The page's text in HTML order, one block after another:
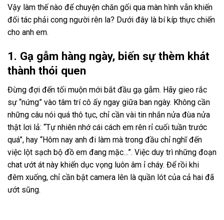
Vậy làm thế nào để chuyện chăn gối qua màn hình vẫn khiến
đối tác phải cong người rên la? Dưới đây là bí kíp thực chiến
cho anh em.
1. Gạ gẫm hàng ngày, biến sự thèm khát
thành thói quen
Đừng đợi đến tối muộn mới bắt đầu gạ gẫm. Hãy gieo rắc
sự “nứng” vào tâm trí cô ấy ngay giữa ban ngày. Không cần
những câu nói quá thô tục, chỉ cần vài tin nhắn nửa đùa nửa
thật lơi lả: “Tự nhiên nhớ cái cách em rên rỉ cuối tuần trước
quá”, hay “Hôm nay anh đi làm mà trong đầu chỉ nghĩ đến
việc lột sạch bộ đồ em đang mặc…”. Việc duy trì những đoạn
chat ướt át này khiến dục vọng luôn âm ỉ cháy. Để rồi khi
đêm xuống, chỉ cần bật camera lên là quần lót của cả hai đã
ướt sũng.